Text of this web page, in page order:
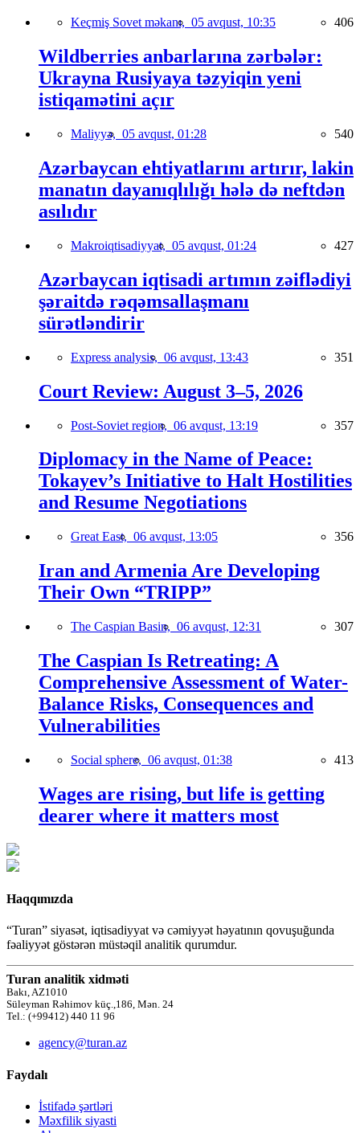
Keçmiş Sovet məkanı, 05 avqust, 10:35 406
Wildberries anbarlarına zərbələr:
Ukrayna Rusiyaya təzyiqin yeni
istiqamətini açır
Maliyyə, 05 avqust, 01:28 540
Azərbaycan ehtiyatlarını artırır, lakin
manatın dayanıqlılığı hələ də neftdən
asılıdır
Makroiqtisadiyyat, 05 avqust, 01:24 427
Azərbaycan iqtisadi artımın zəiflədiyi
şəraitdə rəqəmsallaşmanı
sürətləndirir
Express analysis, 06 avqust, 13:43 351
Court Review: August 3–5, 2026
Post-Soviet region, 06 avqust, 13:19 357
Diplomacy in the Name of Peace:
Tokayev’s Initiative to Halt Hostilities
and Resume Negotiations
Great East, 06 avqust, 13:05 356
Iran and Armenia Are Developing
Their Own “TRIPP”
The Caspian Basin, 06 avqust, 12:31 307
The Caspian Is Retreating: A
Comprehensive Assessment of Water-
Balance Risks, Consequences and
Vulnerabilities
Social sphere, 06 avqust, 01:38 413
Wages are rising, but life is getting
dearer where it matters most
Haqqımızda
“Turan” siyasət, iqtisadiyyat və cəmiyyət həyatının qovuşuğunda
fəaliyyət göstərən müstəqil analitik qurumdur.
Turan analitik xidməti
Bakı, AZ1010
Süleyman Rəhimov küç.,186, Mən. 24
Tel.: (+99412) 440 11 96
agency@turan.az
Faydalı
İstifadə şərtləri
Məxfilik siyasti